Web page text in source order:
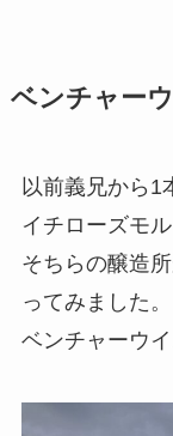
ベンチャー
以前義兄から1
イチローズモル
そちらの醸造
ってみました。
ベンチャーウ